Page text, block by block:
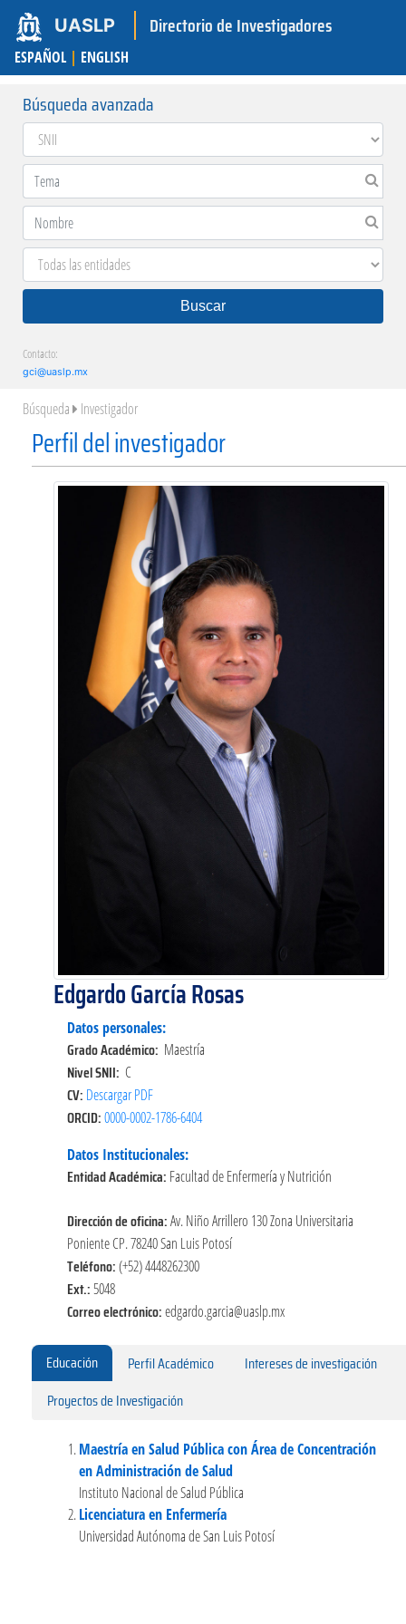
UASLP Directorio de Investigadores
ESPAÑOL | ENGLISH
Búsqueda avanzada
Buscar
Contacto:
gci@uaslp.mx
Búsqueda Investigador
Perfil del investigador
Edgardo García Rosas
Datos personales:
Grado Académico: Maestría
Nivel SNII: C
CV: Descargar PDF
ORCID:0000-0002-1786-6404
Datos Institucionales:
Entidad Académica: Facultad de Enfermería y Nutrición
Dirección de oficina:Av. Niño Arrillero 130 Zona Universitaria
Poniente CP. 78240 San Luis Potosí
Teléfono:(+52) 4448262300
Ext.:5048
Correo electrónico:edgardo.garcia@uaslp.mx
Educación Perfil Académico
Intereses de investigación
Proyectos de Investigación
Maestría en Salud Pública con Área de Concentración
en Administración de Salud
Instituto Nacional de Salud Pública
Licenciatura en Enfermería
Universidad Autónoma de San Luis Potosí